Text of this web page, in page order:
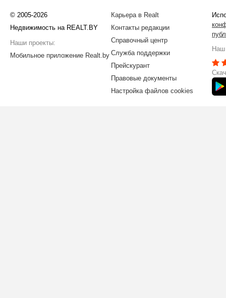
© 2005-2026
Недвижимость на REALT.BY
Наши проекты:
Мобильное приложение Realt.by
Карьера в Realt
Контакты редакции
Справочный центр
Служба поддержки
Прейскурант
Правовые документы
Настройка файлов cookies
Наш